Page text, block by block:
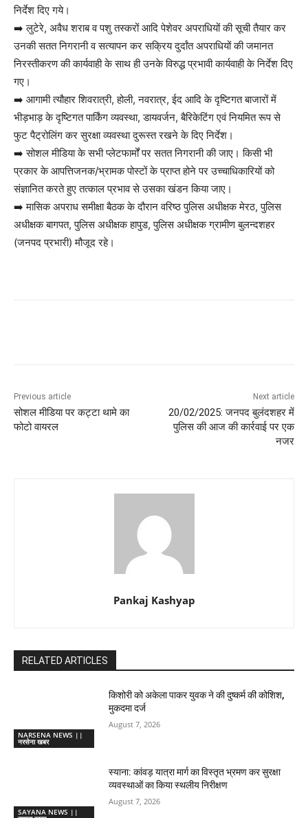
निर्देश दिए गये।
➡️ लुटेरे, अवैध शराब व पशु तस्करों आदि पेशेवर अपराधियों की सूची तैयार कर
उनकी सतत निगरानी व सत्यापन कर सक्रिय दुर्दांत अपराधियों की जमानत
निरस्तीकरण की कार्यवाही के साथ ही उनके विरुद्ध प्रभावी कार्यवाही के निर्देश दिए
गए।
➡️ आगामी त्यौहार शिवरात्री, होली, नवरात्र, ईद आदि के दृष्टिगत बाजारों में
भीड़भाड़ के दृष्टिगत पार्किंग व्यवस्था, डायवर्जन, बैरिकेटिंग एवं नियमित रूप से
फुट पैट्रोलिंग कर सुरक्षा व्यवस्था दुरूस्त रखने के दिए निर्देश।
➡️ सोशल मीडिया के सभी प्लेटफार्मों पर सतत निगरानी की जाए। किसी भी
प्रकार के आपत्तिजनक/भ्रामक पोस्टों के प्राप्त होने पर उच्चाधिकारियों को
संज्ञानित करते हुए तत्काल प्रभाव से उसका खंडन किया जाए।
➡️ मासिक अपराध समीक्षा बैठक के दौरान वरिष्ठ पुलिस अधीक्षक मेरठ, पुलिस
अधीक्षक बागपत, पुलिस अधीक्षक हापुड, पुलिस अधीक्षक ग्रामीण बुलन्दशहर
(जनपद प्रभारी) मौजूद रहे।
Previous article
सोशल मीडिया पर कट्टा थामे का
फोटो वायरल
Next article
20/02/2025: जनपद बुलंदशहर में
पुलिस की आज की कार्रवाई पर एक
नजर
Pankaj Kashyap
RELATED ARTICLES
NARSENA NEWS ||
नरसेना खबर
किशोरी को अकेला पाकर युवक ने की दुष्कर्म की कोशिश,
मुकदमा दर्ज
August 7, 2026
SAYANA NEWS ||
स्याना: कांवड़ यात्रा मार्ग का विस्तृत भ्रमण कर सुरक्षा
व्यवस्थाओं का किया स्थलीय निरीक्षण
August 7, 2026